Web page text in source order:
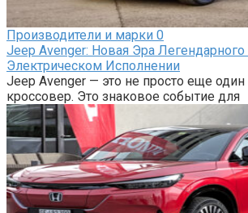
Производители и марки 0
Jeep Avenger: Новая Эра
Электрическом Исполнении
Jeep Avenger — это не просто еще
кроссовер. Это знаковое событие для